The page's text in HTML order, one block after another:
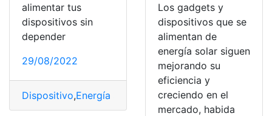
alimentar tus
dispositivos sin
depender
29/08/2022
Dispositivo,Energía solar Materiales,placa,Potencia
Los gadgets y
dispositivos que se
alimentan de
energía solar siguen
mejorando su
eficiencia y
creciendo en el
mercado, habida